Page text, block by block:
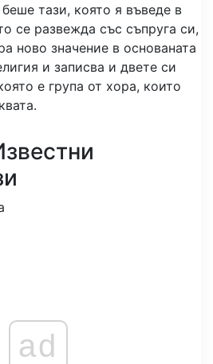
тази, която я въведе в
се развежда със съпруга си,
ново значение в основаната
и записва и двете си
е група от хора, които
ad